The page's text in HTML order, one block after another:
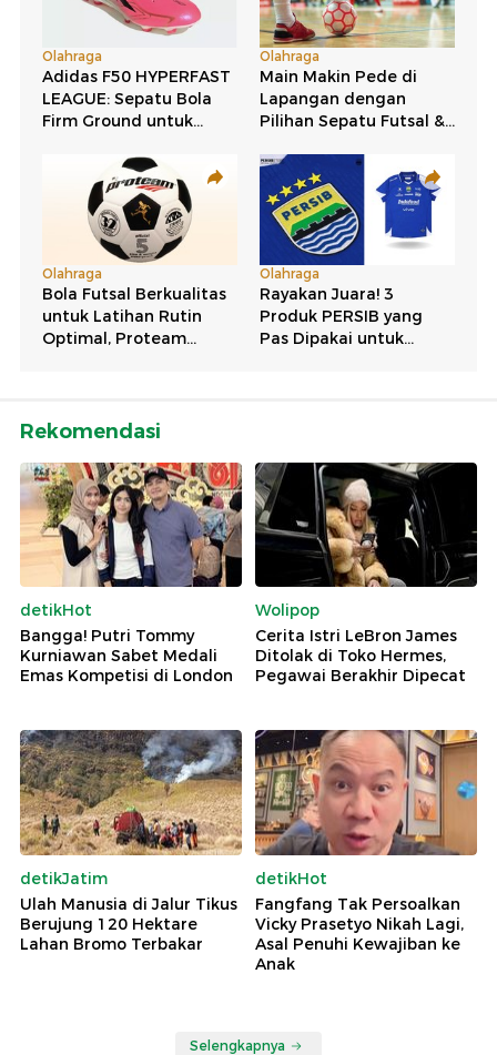
Rekomendasi
detikHot
Bangga! Putri Tommy
Kurniawan Sabet Medali
Emas Kompetisi di London
Wolipop
Cerita Istri LeBron James
Ditolak di Toko Hermes,
Pegawai Berakhir Dipecat
detikJatim
Ulah Manusia di Jalur Tikus
Berujung 120 Hektare
Lahan Bromo Terbakar
detikHot
Fangfang Tak Persoalkan
Vicky Prasetyo Nikah Lagi,
Asal Penuhi Kewajiban ke
Anak
Selengkapnya